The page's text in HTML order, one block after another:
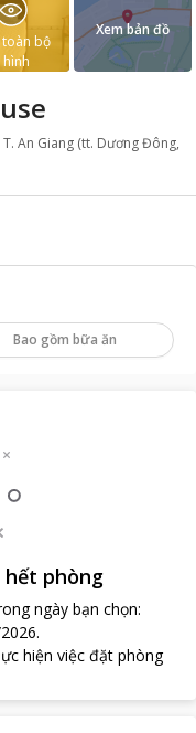
An Giang (tt. Dương Đông,
toàn bộ
hình
Xem bản đồ
Bao gồm bữa ăn
hết phòng
ngày bạn chọn:
.
hiện việc đặt phòng